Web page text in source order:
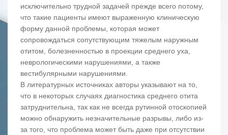
исключительно трудной задачей прежде всего потому,
что такие пациенты имеют выраженную клиническую
форму данной проблемы, которая может
сопровождаться сопутствующим тяжелым наружным
отитом, болезненностью в проекции среднего уха,
неврологическими нарушениями, а также
вестибулярными нарушениями.
В литературных источниках авторы указывают на то,
что в некоторых случаях диагностика среднего отита
затруднительна, так как не всегда рутинной отоскопией
можно обнаружить незначительные разрывы, либо из-
за того, что проблема может быть даже при отсутствии